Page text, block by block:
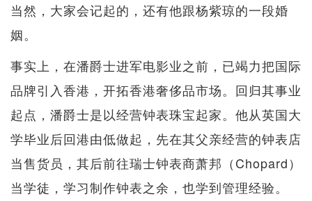
当然，大家会记起的，还有他跟杨紫琼的一段婚
姻。
事实上，在潘爵士进军电影业之前，已竭力把国际
品牌引入香港，开拓香港奢侈品市场。回归其事业
起点，潘爵士是以经营钟表珠宝起家。他从英国大
学毕业后回港由低做起，先在其父亲经营的钟表店
当售货员，其后前往瑞士钟表商萧邦（Chopard）
当学徒，学习制作钟表之余，也学到管理经验。